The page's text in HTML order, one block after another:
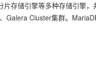
存储引擎等多种存储引擎
Galera Cluster集群。